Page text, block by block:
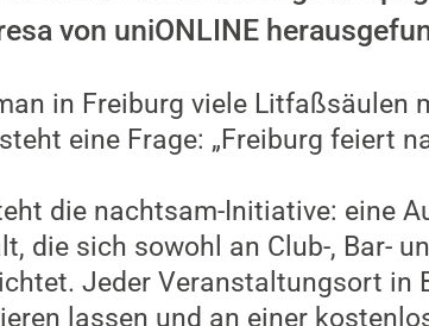
von uniONLINE
in Freiburg viele Litfaßsäulen
eine Frage: „Freiburg feiert
die nachtsam-Initiative: eine
die sich sowohl an Club-, Bar-
Jeder Veranstaltungsort in
lassen und an einer